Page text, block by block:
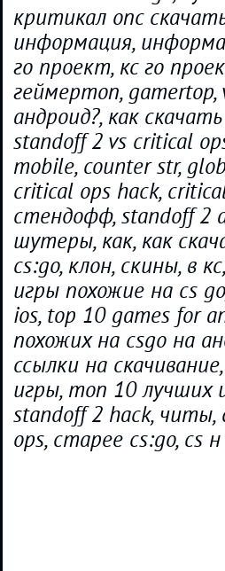
критикал опс
информация,
го проект, кс го
геймертоп, gamertop,
андроид?, как
standoff 2 vs critical
mobile, counter str,
critical ops hack,
стендофф, standoff 2
шутеры, как, как
cs:go, клон, скины, в
игры похожие на cs
ios, top 10 games for
похожих на csgo на
ссылки на
игры, топ 10 лучших
standoff 2 hack, читы,
ops, старее cs:go, cs н